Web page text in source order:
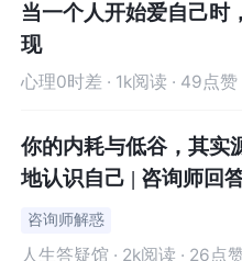
应等。小丘大一刚入校时，
完全不同的授课、学习和考
大学的自主学习模式。同时
丰富多样，学生部门、志愿
动与学习的平衡可能也是一
当一个人开始爱自己时
现
心理0时差 · 1k阅读 · 49点赞
你的内耗与低谷，其实
地认识自己 | 咨询师回
咨询师解惑
人生答疑馆 · 2k阅读 · 26点